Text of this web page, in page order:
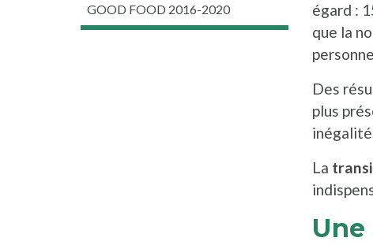
égard :
que la
Des
plus
La
GOOD FOOD 2016-2020